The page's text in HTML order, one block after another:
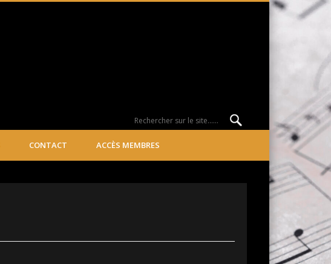
CONTACT ACCÈS MEMBRES